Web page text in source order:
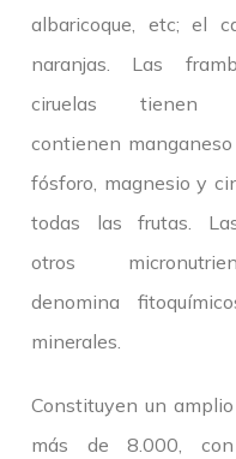
albaricoque, etc; el
naranjas. Las
ciruelas tienen
contienen
fósforo, magnesio y
todas las frutas.
otros
denomina
minerales.
Constituyen un
más de 8.000, con